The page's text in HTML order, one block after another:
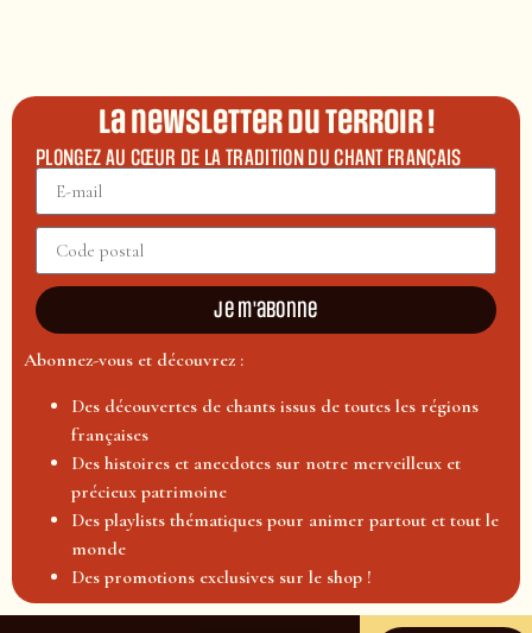
La newsletter du terroir !
PLONGEZ AU CŒUR DE LA TRADITION DU CHANT FRANÇAIS
Je m'abonne
Abonnez-vous et découvrez :
Des découvertes de chants issus de toutes les régions
françaises
Des histoires et anecdotes sur notre merveilleux et
précieux patrimoine
Des playlists thématiques pour animer partout et tout le
monde
Des promotions exclusives sur le shop !